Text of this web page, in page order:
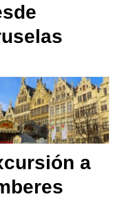
a